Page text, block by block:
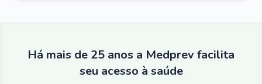
Há mais de 25 anos a Medprev facilita
seu acesso à saúde